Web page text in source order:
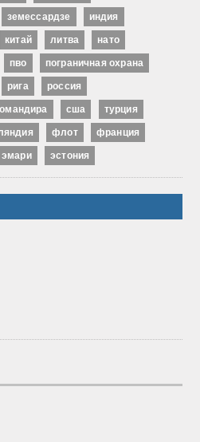
земессардзе индия
китай литва нато
пво пограничная охрана
рига россия
сша турция
флот франция
эмари эстония